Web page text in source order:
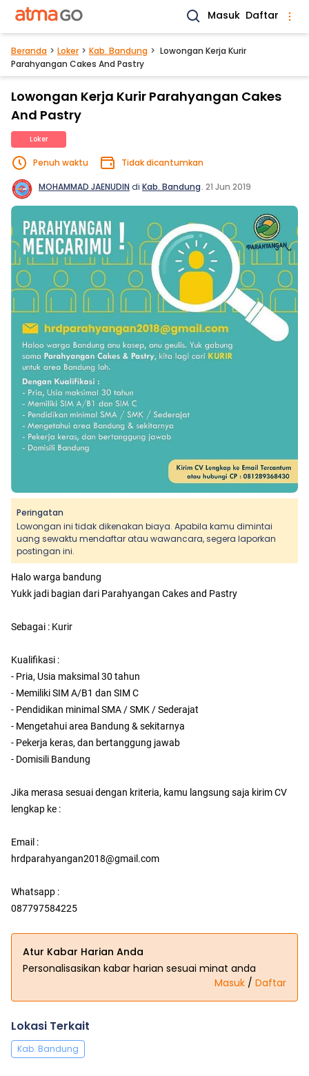
Masuk Daftar
Beranda Loker Kab. Bandung
Lowongan Kerja Kurir
Parahyangan Cakes And Pastry
Lowongan Kerja Kurir Parahyangan Cakes
And Pastry
Loker
Penuh waktu Tidak dicantumkan
MOHAMMAD JAENUDIN di Kab. Bandung. 21 Jun 2019
Peringatan
Lowongan ini tidak dikenakan biaya. Apabila kamu dimintai
uang sewaktu mendaftar atau wawancara, segera laporkan
postingan ini.
Halo warga bandung
Yukk jadi bagian dari Parahyangan Cakes and Pastry
Sebagai : Kurir
Kualifikasi :
- Pria, Usia maksimal 30 tahun
- Memiliki SIM A/B1 dan SIM C
- Pendidikan minimal SMA / SMK / Sederajat
- Mengetahui area Bandung & sekitarnya
- Pekerja keras, dan bertanggung jawab
- Domisili Bandung
Jika merasa sesuai dengan kriteria, kamu langsung saja kirim CV
lengkap ke :
Email :
hrdparahyangan2018@gmail.com
Whatsapp :
087797584225
Atur Kabar Harian Anda
Personalisasikan kabar harian sesuai minat anda
Masuk / Daftar
Lokasi Terkait
Kab. Bandung